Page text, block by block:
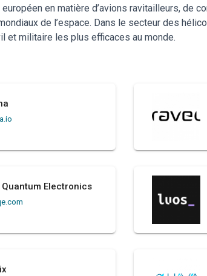
en matière d’avions ravitailleurs, de
de l’espace. Dans le secteur des
et militaire les plus efficaces au monde.
Quantum Electronics